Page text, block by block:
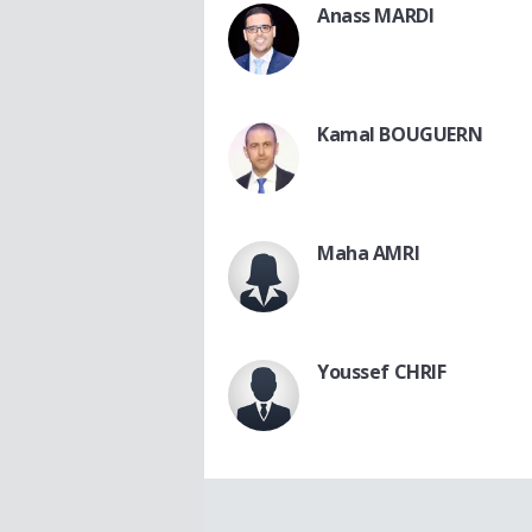
Anass MARDI
Kamal BOUGUERN
Maha AMRI
Youssef CHRIF